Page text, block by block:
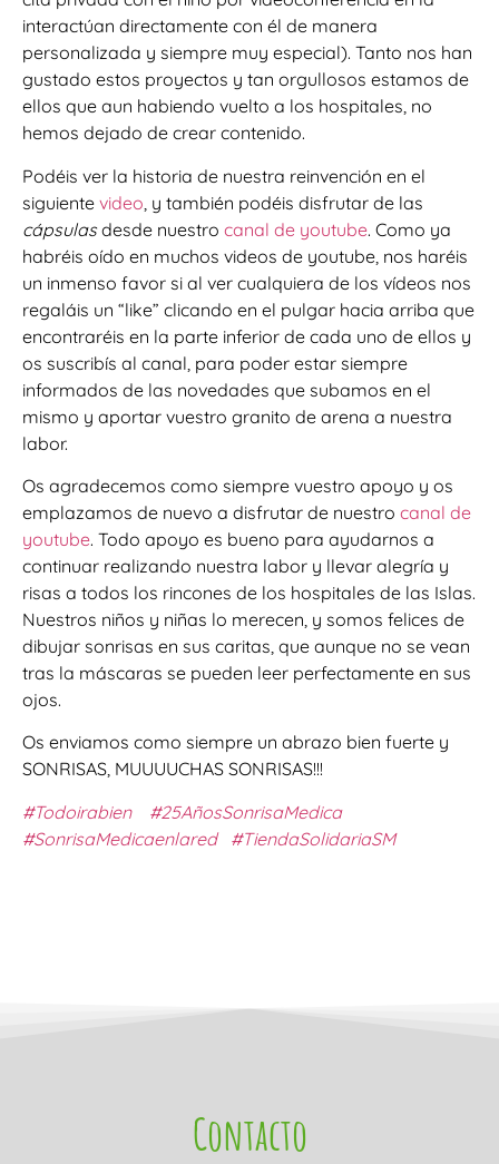
interactúan directamente con él de manera
personalizada y siempre muy especial). Tanto nos han
gustado estos proyectos y tan orgullosos estamos de
ellos que aun habiendo vuelto a los hospitales, no
hemos dejado de crear contenido.
Podéis ver la historia de nuestra reinvención en el
siguiente video , y también podéis disfrutar de las
cápsulasdesde nuestro canal de youtube. Como ya
habréis oído en muchos videos de youtube, nos haréis
un inmenso favor si al ver cualquiera de los vídeos nos
regaláis un “like” clicando en el pulgar hacia arriba que
encontraréis en la parte inferior de cada uno de ellos y
os suscribís al canal, para poder estar siempre
informados de las novedades que subamos en el
mismo y aportar vuestro granito de arena a nuestra
labor.
Os agradecemos como siempre vuestro apoyo y os
emplazamos de nuevo a disfrutar de nuestro canal de
youtube. Todo apoyo es bueno para ayudarnos a
continuar realizando nuestra labor y llevar alegría y
risas a todos los rincones de los hospitales de las Islas.
Nuestros niños y niñas lo merecen, y somos felices de
dibujar sonrisas en sus caritas, que aunque no se vean
tras la máscaras se pueden leer perfectamente en sus
ojos.
Os enviamos como siempre un abrazo bien fuerte y
SONRISAS, MUUUUCHAS SONRISAS!!!
#Todoirabien
#25AñosSonrisaMedica
#SonrisaMedicaenlared
#TiendaSolidariaSM
Contacto